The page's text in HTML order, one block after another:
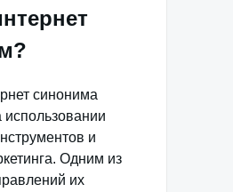
синонима
и
Одним из
их